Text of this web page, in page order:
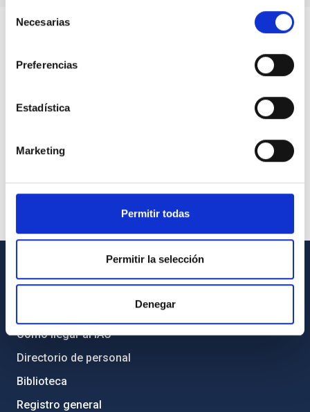
Necesarias
Preferencias
Estadística
Marketing
Permitir todas
Permitir la selección
Denegar
INFORMACIÓN GENERAL
Cómo llegar al IAC
Directorio de personal
Biblioteca
Registro general